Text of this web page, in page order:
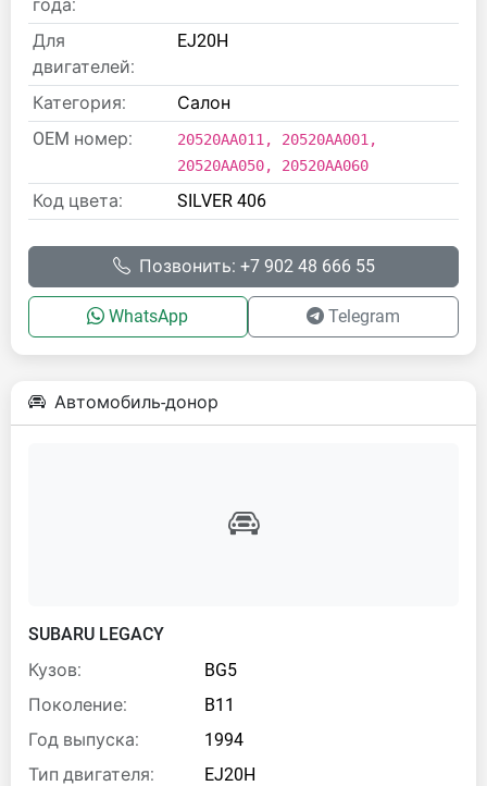
года:
Для
двигателей:
EJ20H
Категория:
Салон
OEM номер:
20520AA011, 20520AA001,
20520AA050, 20520AA060
Код цвета: SILVER 406
Позвонить: +7 902 48 666 55
WhatsApp Telegram
Автомобиль-донор
SUBARU LEGACY
Кузов:
BG5
Поколение:
B11
Год выпуска:
1994
Тип двигателя:
EJ20H